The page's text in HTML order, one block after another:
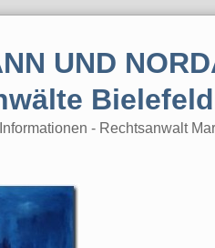
UND
Bielefeld
- Rechtsanwalt